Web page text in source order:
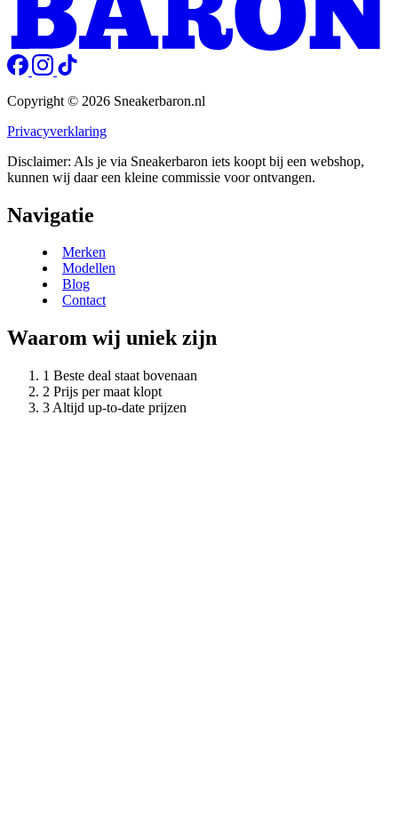
Copyright © 2026 Sneakerbaron.nl
Privacyverklaring
Disclaimer: Als je via Sneakerbaron iets koopt bij een webshop,
kunnen wij daar een kleine commissie voor ontvangen.
Navigatie
Merken
Modellen
Blog
Contact
Waarom wij uniek zijn
Beste deal staat bovenaan
Prijs per maat klopt
Altijd up-to-date prijzen